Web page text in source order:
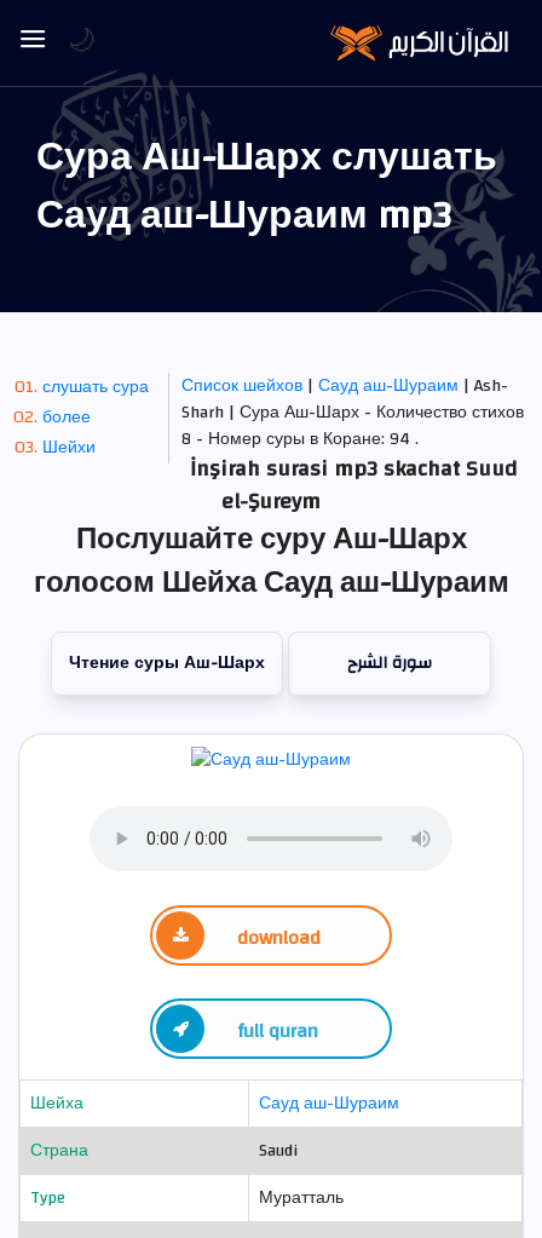
Сура Аш-Шарх слушать
Сауд аш-Шураим mp3
слушать сура
более
Шейхи
Список шейхов|Сауд аш-Шураим | Ash-
Sharh | Сура Аш-Шарх - Количество стихов
8 - Номер суры в Коране: 94 .
İnşirah surasi mp3 skachat Suud
el-Şureym
Послушайте суру Аш-Шарх
голосом Шейха Сауд аш-Шураим
Чтение суры Аш-Шарх سورة الشرح
download
full quran
Шейха
Сауд аш-Шураим
Страна
Saudi
Type
Муратталь
🌙